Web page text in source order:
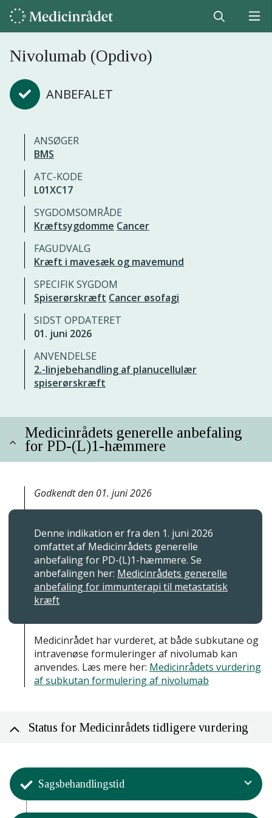
Nivolumab (Opdivo)
ANBEFALET
ANSØGER
BMS
ATC-KODE
L01XC17
SYGDOMSOMRÅDE
Kræftsygdomme Cancer
FAGUDVALG
Kræft i mavesæk og mavemund
SPECIFIK SYGDOM
Spiserørskræft Cancer øsofagi
SIDST OPDATERET
01. juni 2026
ANVENDELSE
2.-linjebehandling af planucellulær
spiserørskræft
Medicinrådets generelle anbefaling
for PD-(L)1-hæmmere
Godkendt den 01. juni 2026
Denne indikation er fra den 1. juni 2026
omfattet af Medicinrådets generelle
anbefaling for PD-(L)1-hæmmere. Se
anbefalingen her: Medicinrådets generelle
anbefaling for immunterapi til metastatisk
kræft
Medicinrådet har vurderet, at både subkutane og
intravenøse formuleringer af nivolumab kan
anvendes. Læs mere her: Medicinrådets vurdering
af subkutan formulering af nivolumab
Status for Medicinrådets tidligere vurdering
Sagsbehandlingstid